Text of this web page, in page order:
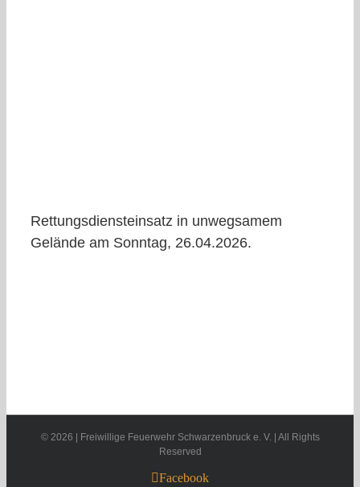
Rettungsdiensteinsatz in unwegsamem
Gelände am Sonntag, 26.04.2026.
© 2026 | Freiwillige Feuerwehr Schwarzenbruck e. V. | All Rights
Reserved
Facebook